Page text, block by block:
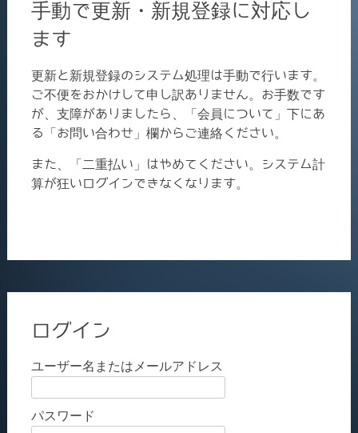
手動で更新・新規登録に対応し
ます
更新と新規登録のシステム処理は手動で行います。
ご不便をおかけして申し訳ありません。お手数です
が、支障がありましたら、「会員について」下にあ
る「お問い合わせ」欄からご連絡ください。
また、「二重払い」はやめてください。システム計
算が狂いログインできなくなります。
ログイン
ユーザー名またはメールアドレス
パスワード